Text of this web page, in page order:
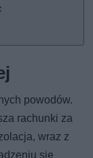
powodów.
rachunki za
wraz z
się